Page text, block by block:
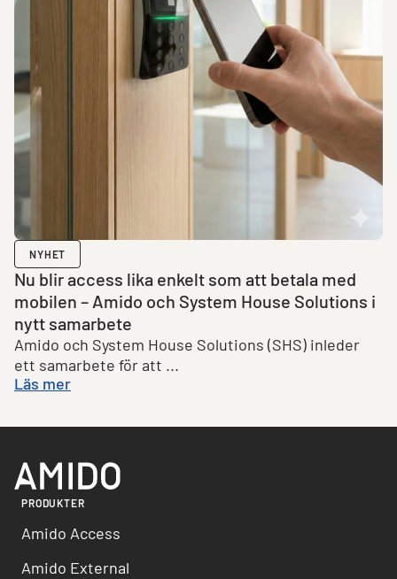
NYHET
Nu blir access lika enkelt som att betala med
mobilen – Amido och System House Solutions i
nytt samarbete
Amido och System House Solutions (SHS) inleder
ett samarbete för att ...
Läs mer
PRODUKTER
Amido Access
Amido External